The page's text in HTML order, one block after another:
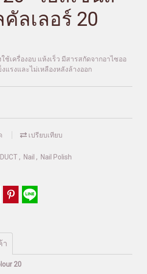
คัลเลอร์ 20
ช้เครื่องอบ แห้งเร็ว มีสารสกัดจากอาไซออ
แรงและไม่เหลืองหลังล้างออก
เปรียบเทียบ
, Nail , Nail Polish
า
20